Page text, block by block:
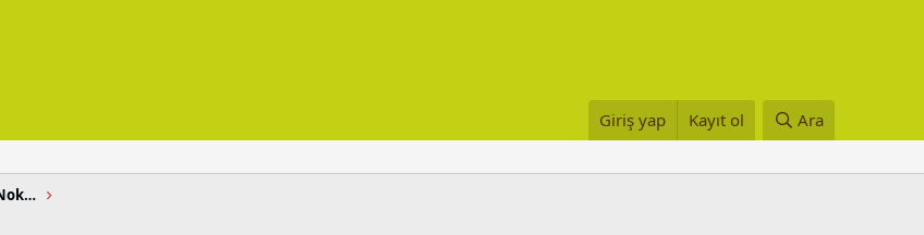
Giriş yap Kayıt ol Ara
Sağlıklı Yemek Pişirme Teknikleri ve Püf Noktaları